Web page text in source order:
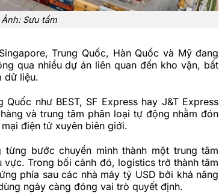
Ảnh: Sưu tầm
Trung Quốc, Hàn Quốc và Mỹ đang
qua nhiều dự án liên quan đến kho vận, bất
dữ liệu.
như BEST, SF Express hay J&T Express
và trung tâm phân loại tự động nhằm đón
điện tử xuyên biên giới.
bước chuyển mình thành một trung tâm
Trong bối cảnh đó, logistics trở thành tâm
phía sau các nhà máy tỷ USD bởi khả năng
ngày càng đóng vai trò quyết định.